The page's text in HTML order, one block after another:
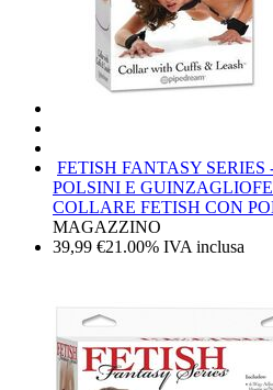
FETISH FANTASY
POLSINI E GUINZAGLIO
COLLARE FETISH CON
MAGAZZINO
39,99 €21.00% IVA inclusa